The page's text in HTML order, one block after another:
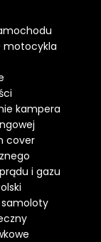
motocykla
kampera
cover
i gazu